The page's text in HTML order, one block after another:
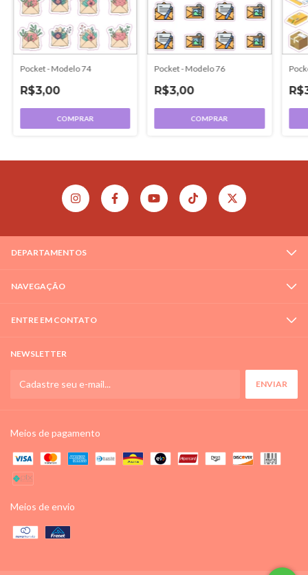
Pocket - Modelo 74
R$3,00
COMPRAR
Pocket - Modelo 76
R$3,00
COMPRAR
DEPARTAMENTOS
NAVEGAÇÃO
ENTRE EM CONTATO
NEWSLETTER
Meios de pagamento
Meios de envio